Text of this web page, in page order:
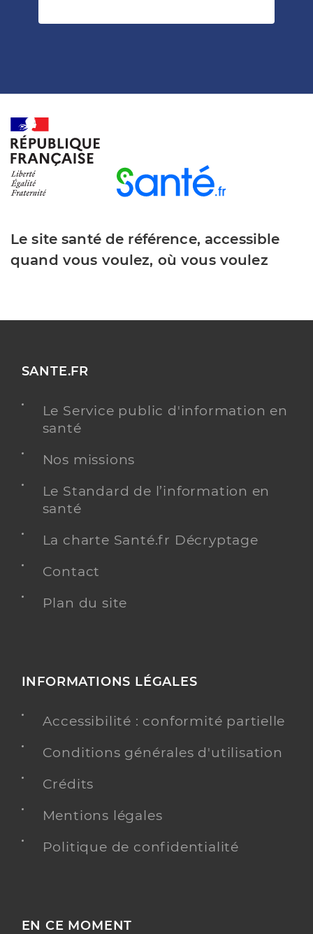
Le site santé de référence, accessible
quand vous voulez, où vous voulez
SANTE.FR
Le Service public d'information en
santé
Nos missions
Le Standard de l’information en
santé
La charte Santé.fr Décryptage
Contact
Plan du site
INFORMATIONS LÉGALES
Accessibilité : conformité partielle
Conditions générales d'utilisation
Crédits
Mentions légales
Politique de confidentialité
EN CE MOMENT